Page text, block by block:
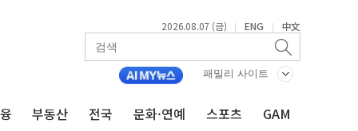
2026.08.07 (금) | ENG | 中文
패밀리 사이트
부동산 전국 문화·연예 스포츠 GAM
장외거래 청산결제 인프라 구축 착수
8' 전용 액세서리 출시